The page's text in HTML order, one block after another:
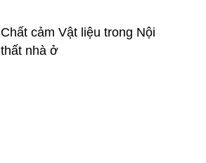
Chất cảm Vật liệu trong Nội
thất nhà ở